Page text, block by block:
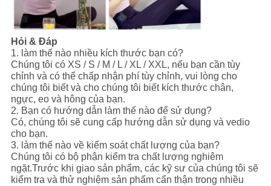
Hỏi & Đáp
1. làm thế nào nhiều kích thước bạn có?
Chúng tôi có XS / S / M / L / XL / XXL, nếu bạn cần tùy
chỉnh và có thể chấp nhận phí tùy chỉnh, vui lòng cho
chúng tôi biết và cho chúng tôi biết kích thước chân,
ngực, eo và hông của bạn.
2. Bạn có hướng dẫn làm thế nào để sử dụng?
Có, chúng tôi sẽ cung cấp hướng dẫn sử dụng và vedio
cho bạn.
3. làm thế nào về kiểm soát chất lượng của bạn?
Chúng tôi có bộ phận kiểm tra chất lượng nghiêm
ngặt.Trước khi giao sản phẩm, các kỹ sư của chúng tôi sẽ
kiểm tra và thử nghiệm sản phẩm cẩn thận trong nhiều